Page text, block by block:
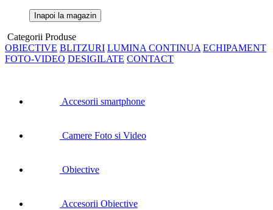
Inapoi la magazin
Categorii Produse
OBIECTIVE BLITZURI LUMINA CONTINUA ECHIPAMENT
FOTO-VIDEO DESIGILATE CONTACT
Accesorii smartphone
Camere Foto si Video
Obiective
Accesorii Obiective